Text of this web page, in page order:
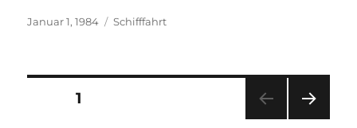
Veröffentlicht
Januar 1, 1984 Kategorien
Schifffahrt
Seitennummerierung
SEITE1